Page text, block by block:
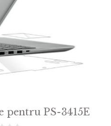
pentru PS-3415E